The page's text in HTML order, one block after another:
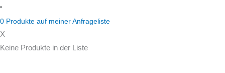
Zum
Inhalt
springen
0 Produkte auf meiner Anfrageliste
X
Keine Produkte in der Liste